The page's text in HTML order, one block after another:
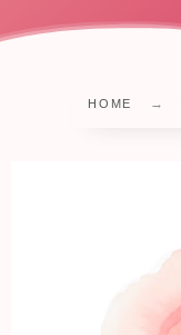
HOME